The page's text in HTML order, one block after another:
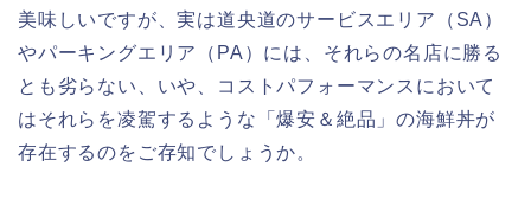
美味しいですが、実は道央道のサービスエリア（SA）
やパーキングエリア（PA）には、それらの名店に勝る
とも劣らない、いや、コストパフォーマンスにおいて
はそれらを凌駕するような「爆安＆絶品」の海鮮丼が
存在するのをご存知でしょうか。